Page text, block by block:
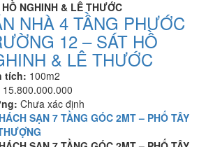
NHÀ 4 TẦNG PHƯỚC
12 – SÁT HỒ
& LÊ THƯỚC
tích: 100m2
15.800.000.000
Chưa xác định